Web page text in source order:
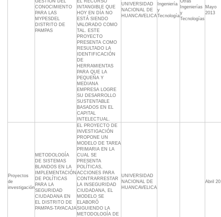
GESTION DEL
CONOCIMIENTO
PARA LAS
MYPESDEL
DISTRITO DE
PAMPAS
EL RECURSO
INTANGIBLE QUE
HOY EN DÍA NO
ESTÁ SIENDO
VALORADO COMO
TAL. ESTE
PROYECTO
PRESENTA COMO
RESULTADO LA
IDENTIFICACIÓN
DE
HERRAMIENTAS
PARA QUE LA
PEQUEÑA Y
MEDIANA
EMPRESA LOGRE
SU DESARROLLO
SUSTENTABLE
BASADOS EN EL
CAPITAL
INTELECTUAL.
UNIVERSIDAD
NACIONAL DE
HUANCAVELICA
Ingeniería
y
Tecnología
Otras
Ingenierías
y
Tecnologías
Mayo
2013
Proyectos
de
investigación
METODOLOGÍA
DE SISTEMAS
BLANDOS EN LA
IMPLEMENTACIÓN
DE POLÍTICAS
PARA LA
SEGURIDAD
CIUDADANA EN
EL DISTRITO DE
PAMPAS-TAYACAJA
EL PROYECTO DE
INVESTIGACIÓN
PROPONE UN
MODELO DE TAREA
PRIMARIA EN LA
CUAL SE
PRESENTA
POLÍTICAS,
ACCIONES PARA
CONTRARRESTAR
LA INSEGURIDAD
CIUDADANA, EL
MODELO SE
ELABORÓ
SIGUIENDO LA
METODOLOGÍA DE
UNIVERSIDAD
NACIONAL DE
HUANCAVELICA
Abril